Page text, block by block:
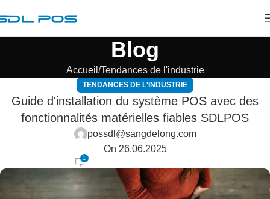
Blog
Accueil Tendances de l'industrie
TENDANCES DE L'INDUSTRIE
Guide d'installation du système POS avec des
fonctionnalités matérielles fiables SDLPOS
possdl@sangdelong.com
On 26.06.2025
1